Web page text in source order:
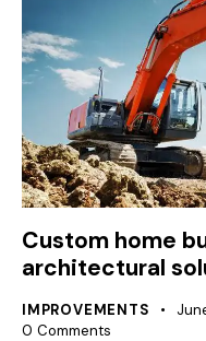
Custom home
architectural
IMPROVEMENTS
0 Comments